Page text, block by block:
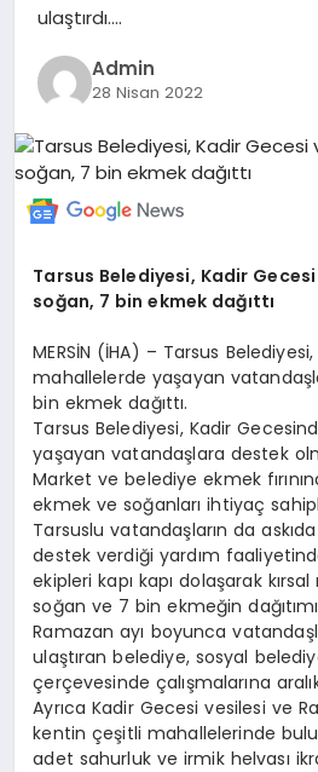
ulaştırdı….
Admin
28 Nisan 2022
Tarsus Belediyesi, Kadir
soğan, 7 bin ekmek dağıttı
MERSİN (İHA) – Tarsus
mahallelerde yaşayan
bin ekmek dağıttı.
Tarsus Belediyesi, Kadir
yaşayan vatandaşlara destek
Market ve belediye ekmek
ekmek ve soğanları ihtiyaç
Tarsuslu vatandaşların da
destek verdiği yardım
ekipleri kapı kapı dolaşarak
soğan ve 7 bin ekmeğin
Ramazan ayı boyunca
ulaştıran belediye, sosyal
çerçevesinde çalışmalarına
Ayrıca Kadir Gecesi vesilesi ve
kentin çeşitli mahallelerinde
adet sahurluk ve irmik helvası